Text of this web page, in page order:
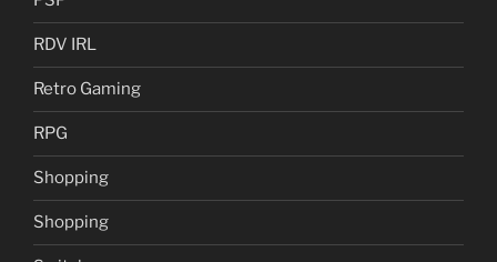
RDV IRL
Retro Gaming
RPG
Shopping
Shopping